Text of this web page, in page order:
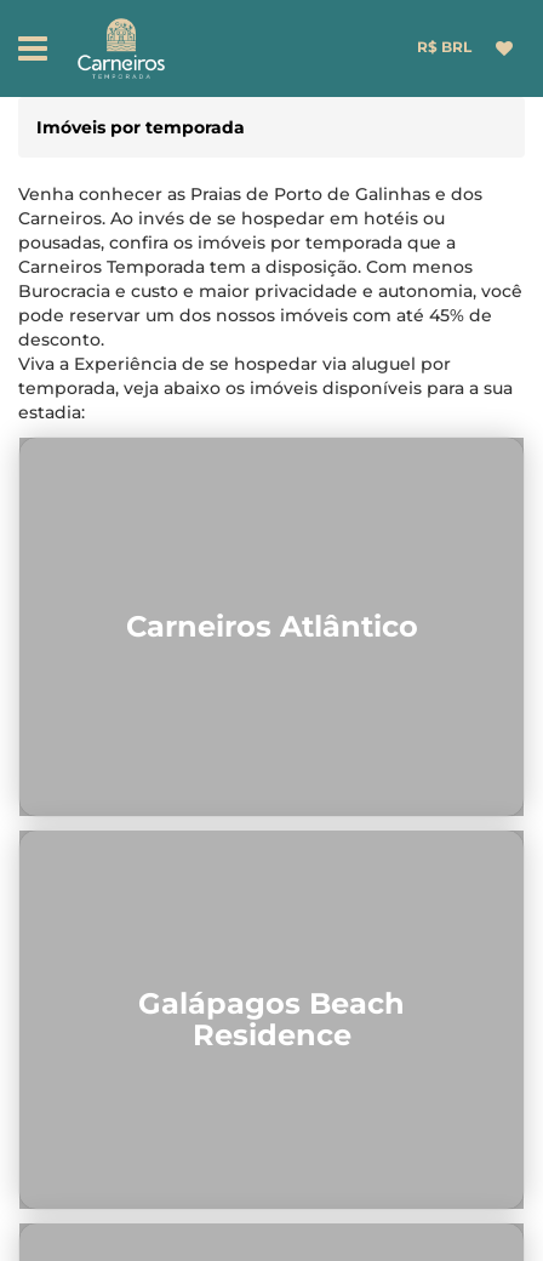
R$ BRL
Imóveis por temporada
Venha conhecer as Praias de Porto de Galinhas e dos
Carneiros. Ao invés de se hospedar em hotéis ou
pousadas, confira os imóveis por temporada que a
Carneiros Temporada tem a disposição. Com menos
Burocracia e custo e maior privacidade e autonomia, você
pode reservar um dos nossos imóveis com até 45% de
desconto.
Viva a Experiência de se hospedar via aluguel por
temporada, veja abaixo os imóveis disponíveis para a sua
estadia:
Carneiros Atlântico
Galápagos Beach
Residence